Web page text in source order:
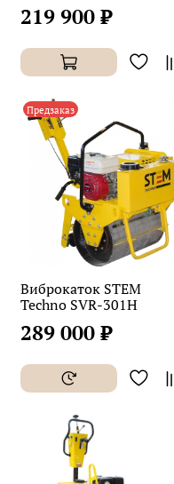
219 900 ₽
Предзаказ
Виброкаток STEM
Techno SVR-301H
289 000 ₽